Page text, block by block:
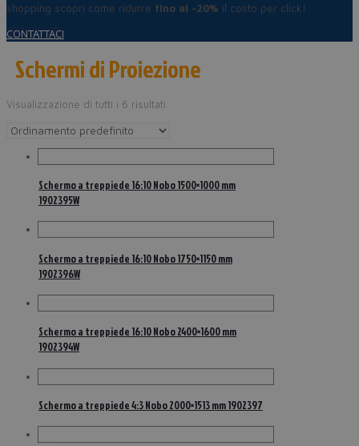
shopping scopri come ridurre fino al -20% il costo per click!
CONTATTACI
Schermi di Proiezione
Visualizzazione di tutti i 6 risultati
Schermo a treppiede 16:10 Nobo 1500×1000 mm
1902395W
Schermo a treppiede 16:10 Nobo 1750×1150 mm
1902396W
Schermo a treppiede 16:10 Nobo 2400×1600 mm
1902394W
Schermo a treppiede 4:3 Nobo 2000×1513 mm 1902397